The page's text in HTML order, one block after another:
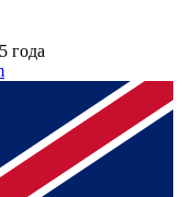
года